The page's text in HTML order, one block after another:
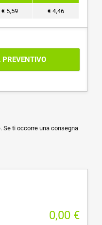
€ 5,59 € 4,46
Se ti occorre una consegna
0,00 €